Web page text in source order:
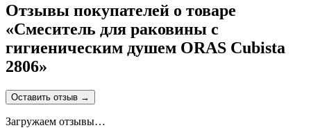
Отзывы покупателей о товаре
«Смеситель для раковины с
гигиеническим душем ORAS Cubista
2806»
Оставить отзыв →
Загружаем отзывы…